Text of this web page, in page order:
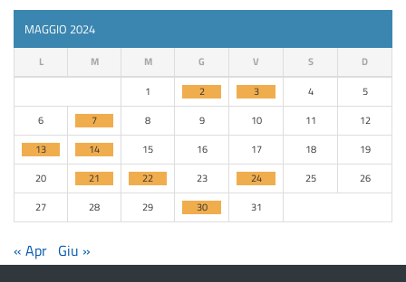
MAGGIO 2024
L M M G V S D
1 2 3 4
5
6
7 8 9 10 11
12
13
14 15 16 17 18
19
20
21 22 23 24 25
26
27
28 29 30 31
« Apr Giu »